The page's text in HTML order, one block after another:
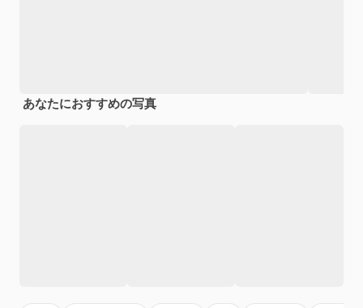
あなたにおすすめの写真